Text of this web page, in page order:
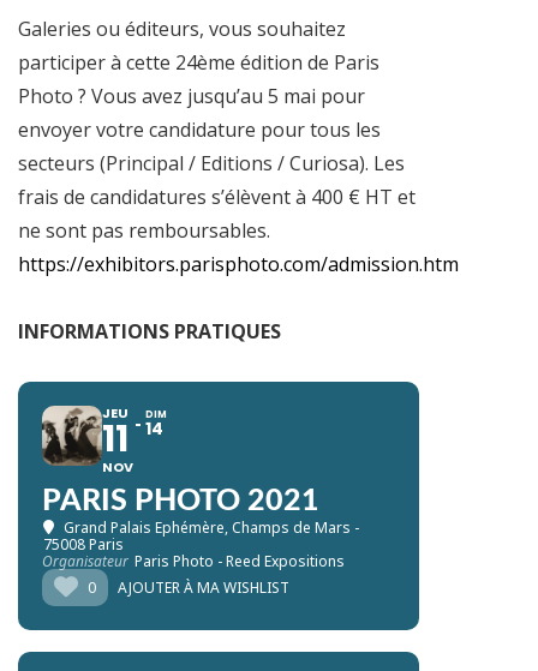
Galeries ou éditeurs, vous souhaitez
participer à cette 24ème édition de Paris
Photo ? Vous avez jusqu’au 5 mai pour
envoyer votre candidature pour tous les
secteurs (Principal / Editions / Curiosa). Les
frais de candidatures s’élèvent à 400 € HT et
ne sont pas remboursables.
https://exhibitors.parisphoto.com/admission.htm
INFORMATIONS PRATIQUES
JEU
11
NOV
DIM
14
PARIS PHOTO 2021
Grand Palais Ephémère, Champs de Mars -
75008 Paris
Organisateur Paris Photo - Reed Expositions
0
AJOUTER À MA WISHLIST